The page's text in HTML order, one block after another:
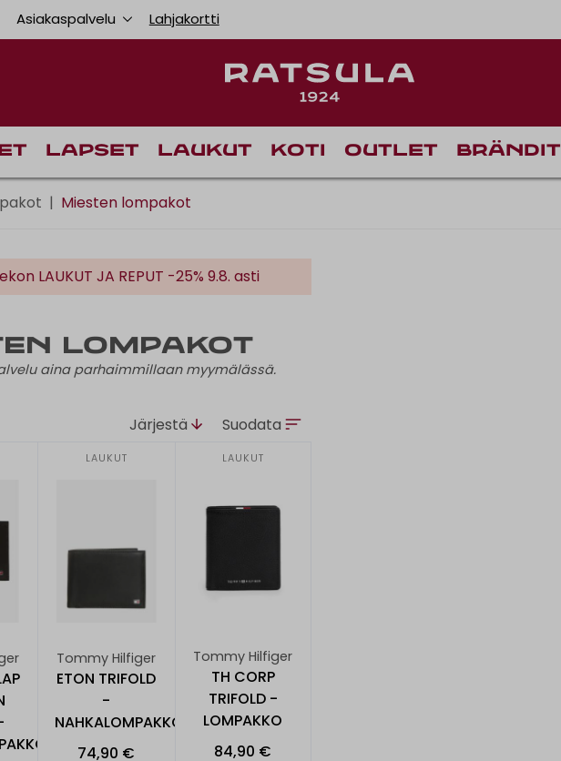
Asiakaspalvelu Lahjakortti
Lapset Laukut Koti Outlet Brändit
| Miesten lompakot
Marimekon LAUKUT JA REPUT -25% 9.8. asti
lompakot
aina parhaimmillaan myymälässä.
LAUKUT